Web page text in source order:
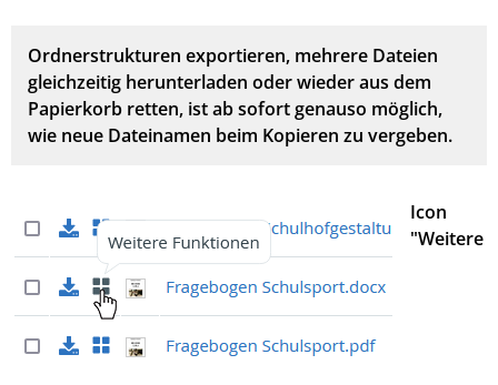
Ordnerstrukturen exportieren, mehrere Dateien
gleichzeitig herunterladen oder wieder aus dem
Papierkorb retten, ist ab sofort genauso möglich,
wie neue Dateinamen beim Kopieren zu vergeben.
Icon
"Weitere